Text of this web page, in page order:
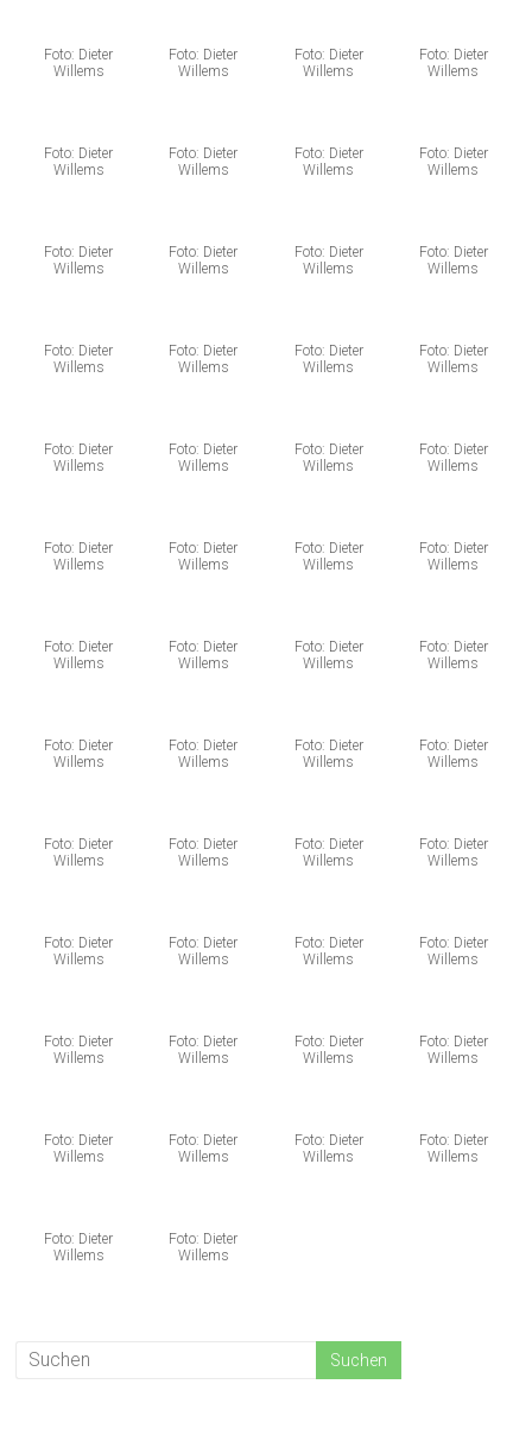
Foto: Dieter
Willems
Foto: Dieter
Willems
Foto: Dieter
Willems
Foto: Dieter
Willems
Foto: Dieter
Willems
Foto: Dieter
Willems
Foto: Dieter
Willems
Foto: Dieter
Willems
Foto: Dieter
Willems
Foto: Dieter
Willems
Foto: Dieter
Willems
Foto: Dieter
Willems
Foto: Dieter
Willems
Foto: Dieter
Willems
Foto: Dieter
Willems
Foto: Dieter
Willems
Foto: Dieter
Willems
Foto: Dieter
Willems
Foto: Dieter
Willems
Foto: Dieter
Willems
Foto: Dieter
Willems
Foto: Dieter
Willems
Foto: Dieter
Willems
Foto: Dieter
Willems
Foto: Dieter
Willems
Foto: Dieter
Willems
Foto: Dieter
Willems
Foto: Dieter
Willems
Foto: Dieter
Willems
Foto: Dieter
Willems
Foto: Dieter
Willems
Foto: Dieter
Willems
Foto: Dieter
Willems
Foto: Dieter
Willems
Foto: Dieter
Willems
Foto: Dieter
Willems
Foto: Dieter
Willems
Foto: Dieter
Willems
Foto: Dieter
Willems
Foto: Dieter
Willems
Foto: Dieter
Willems
Foto: Dieter
Willems
Foto: Dieter
Willems
Foto: Dieter
Willems
Foto: Dieter
Willems
Foto: Dieter
Willems
Foto: Dieter
Willems
Foto: Dieter
Willems
Foto: Dieter
Willems
Foto: Dieter
Willems